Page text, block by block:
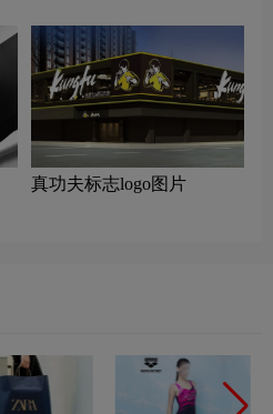
真功夫标志logo图片